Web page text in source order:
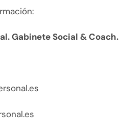
Gabinete Social & Coach.